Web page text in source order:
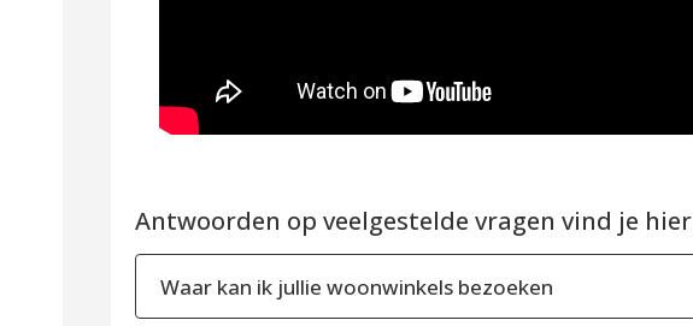
Antwoorden op veelgestelde vragen vind je hier
Waar kan ik jullie woonwinkels bezoeken